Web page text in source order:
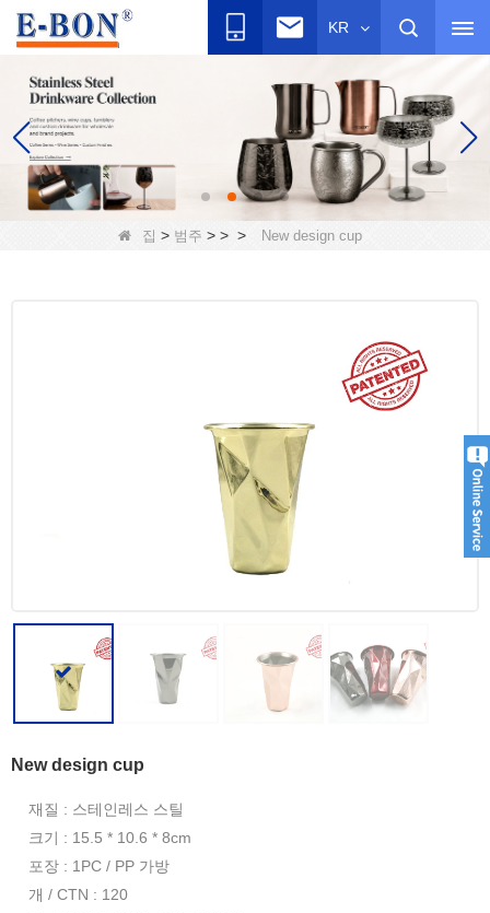
KR
집 > 범주 > > > New design cup
New design cup
재질 : 스테인레스 스틸
크기 : 15.5 * 10.6 * 8cm
포장 : 1PC / PP 가방
개 / CTN : 120